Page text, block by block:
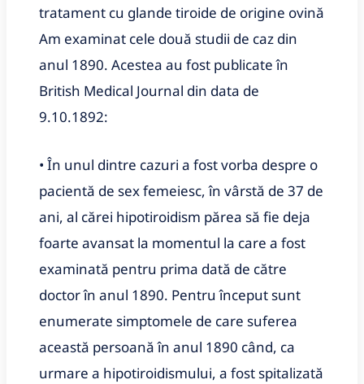
tratament cu glande tiroide de origine ovină
Am examinat cele două studii de caz din
anul 1890. Acestea au fost publicate în
British Medical Journal din data de
9.10.1892:
• În unul dintre cazuri a fost vorba despre o
pacientă de sex femeiesc, în vârstă de 37 de
ani, al cărei hipotiroidism părea să fie deja
foarte avansat la momentul la care a fost
examinată pentru prima dată de către
doctor în anul 1890. Pentru început sunt
enumerate simptomele de care suferea
această persoană în anul 1890 când, ca
urmare a hipotiroidismului, a fost spitalizată